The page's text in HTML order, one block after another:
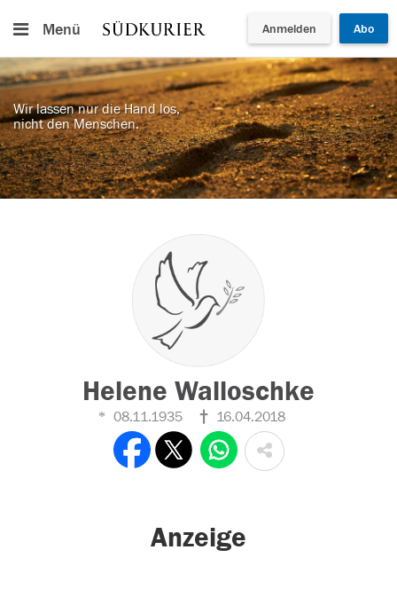
Menü Anmelden Abo
Wir lassen nur die Hand los,
nicht den Menschen.
Helene Walloschke
08.11.1935 16.04.2018
Anzeige